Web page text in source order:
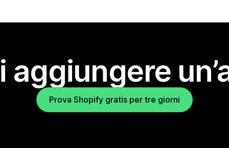
aggiungere
Prova Shopify gratis per tre giorni